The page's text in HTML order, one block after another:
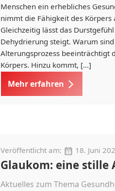
Menschen ein erhebliches
nimmt die Fähigkeit des
Gleichzeitig lässt das
Dehydrierung steigt. Warum
Alterungsprozess beeinträchtigt
Körpers. Hinzu kommt, […]
Mehr erfahren
Veröffentlicht am: 18. Juni
Glaukom: eine stille
Aktuelles zum Thema